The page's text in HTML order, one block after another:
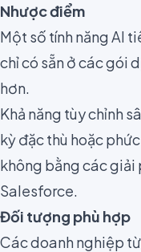
Nhược điểm
Một số tính năng AI
chỉ có sẵn ở các gói
hơn.
Khả năng tùy chỉnh
kỳ đặc thù hoặc
không bằng các giải
Salesforce.
Đối tượng phù hợp
Các doanh nghiệp